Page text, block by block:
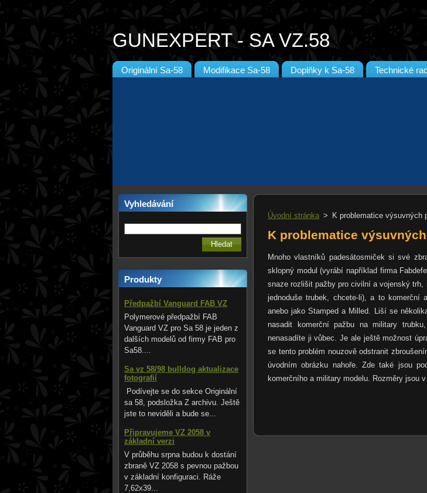
GUNEXPERT - SA VZ.58
Originální Sa-58 Modifikace Sa-58 Doplňky k Sa-58 Technické
Vyhledávání
Produkty
Předpažbí Vanguard FAB VZ
Polymerové předpažbí FAB
Vanguard VZ pro Sa 58 je jeden z
dalších modelů od firmy FAB pro
Sa58....
Sa vz 58/98 bulldog aktualizace
fotografií
Podívejte se do sekce Originální
sa 58, podsložka Z archivu. Ještě
jste to neviděli a bude se...
Připravujeme VZ 2058 v
základní verzi
V průběhu srpna budou k dostání
zbraně VZ 2058 s pevnou pažbou
v základní konfiguraci. Ráže
7,62x39...
Úvodní stránka > K problematice výsuvných
K problematice
Mnoho vlastníků padesátosmiček si své
sklopný modul (vyrábí například firma
snaze rozlišit pažby pro civilní a vojenský
jednoduše trubek, chcete-li), a to
anebo jako Stamped a Milled. Liší se
nasadit komerční pažbu na military
nenasadíte ji vůbec. Je ale ještě možnost
se tento problém nouzově odstranit
úvodním obrázku nahoře. Zde také jsou
komerčního a military modelu. Rozměry jsou